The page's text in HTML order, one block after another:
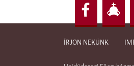
ÍRJON NEKÜNK